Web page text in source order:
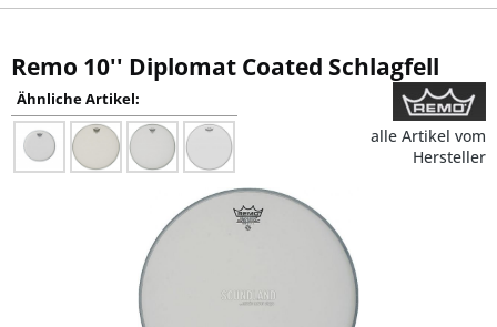
Remo 10'' Diplomat Coated Schlagfell
Ähnliche Artikel:
alle Artikel vom
Hersteller